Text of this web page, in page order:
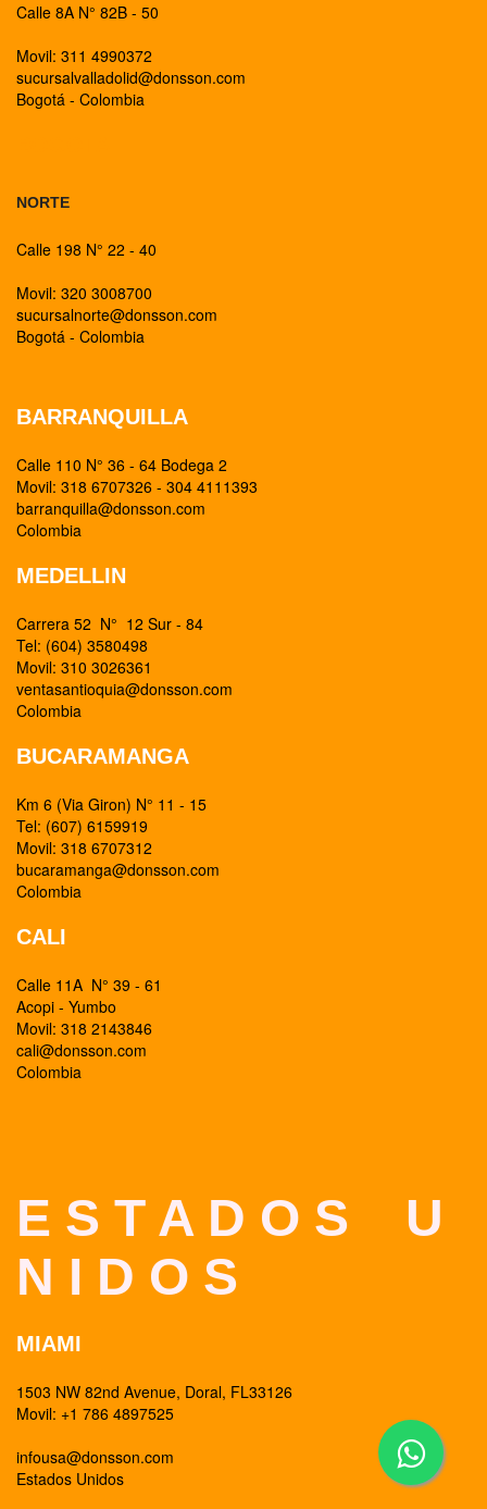
Calle 8A N° 82B - 50
Movil: 311 4990372
sucursalvalladolid@donsson.com
Bogotá - Colombia
NORTE
Calle 198 N° 22 - 40
Movil: 320 3008700
sucursalnorte@donsson.com
Bogotá - Colombia
BARRANQUILLA
Calle 110 N° 36 - 64 Bodega 2
Movil: 318 6707326 - 304 4111393
barranquilla@donsson.com
Colombia
MEDELLIN
Carrera 52 N° 12 Sur - 84
Tel: (604) 3580498
Movil: 310 3026361
ventasantioquia@donsson.com
Colombia
BUCARAMANGA
Km 6 (Via Giron) N° 11 - 15
Tel: (607) 6159919
Movil: 318 6707312
bucaramanga@donsson.com
Colombia
CALI
Calle 11A N° 39 - 61
Acopi - Yumbo
Movil: 318 2143846
cali@donsson.com
Colombia
E S T A D O S U
N I D O S
MIAMI
1503 NW 82nd Avenue, Doral, FL33126
Movil: +1 786 4897525
infousa@donsson.com
Estados Unidos